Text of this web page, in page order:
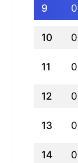
9
10
11
12
13
14